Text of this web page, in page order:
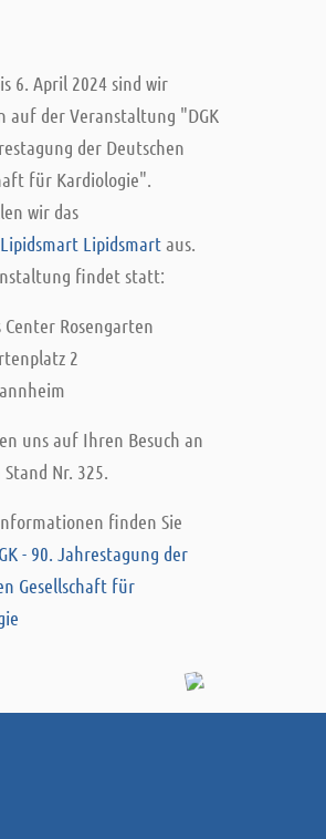
6. April 2024 sind wir
auf der Veranstaltung "DGK
der Deutschen
für Kardiologie".
wir das
Lipidsmart Lipidsmartaus.
findet statt:
Center Rosengarten
2
uns auf Ihren Besuch an
Nr. 325.
finden Sie
- 90. Jahrestagung der
Gesellschaft für